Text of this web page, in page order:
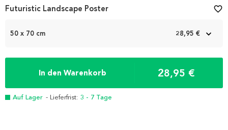
Item
50 x 70 cm 28,95 €
In den Warenkorb 28,95 €
Auf Lager - Lieferfrist: 3 - 7 Tage
Futuristic Landscape Poster favorite_border